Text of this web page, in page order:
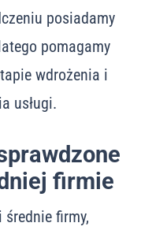
posiadamy
pomagamy
wdrożenia i
usługi.
firmie
średnie firmy,